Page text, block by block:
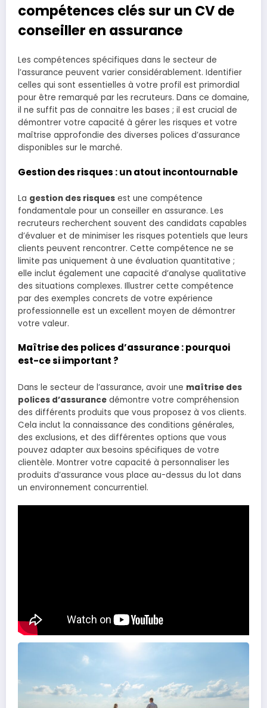
compétences clés sur un CV de
conseiller en assurance
Les compétences spécifiques dans le secteur de
l’assurance peuvent varier considérablement. Identifier
celles qui sont essentielles à votre profil est primordial
pour être remarqué par les recruteurs. Dans ce domaine,
il ne suffit pas de connaitre les bases ; il est crucial de
démontrer votre capacité à gérer les risques et votre
maîtrise approfondie des diverses polices d’assurance
disponibles sur le marché.
Gestion des risques : un atout incontournable
La gestion des risques est une compétence
fondamentale pour un conseiller en assurance. Les
recruteurs recherchent souvent des candidats capables
d’évaluer et de minimiser les risques potentiels que leurs
clients peuvent rencontrer. Cette compétence ne se
limite pas uniquement à une évaluation quantitative ;
elle inclut également une capacité d’analyse qualitative
des situations complexes. Illustrer cette compétence
par des exemples concrets de votre expérience
professionnelle est un excellent moyen de démontrer
votre valeur.
Maîtrise des polices d’assurance : pourquoi
est-ce si important ?
Dans le secteur de l’assurance, avoir une maîtrise des
polices d’assurance démontre votre compréhension
des différents produits que vous proposez à vos clients.
Cela inclut la connaissance des conditions générales,
des exclusions, et des différentes options que vous
pouvez adapter aux besoins spécifiques de votre
clientèle. Montrer votre capacité à personnaliser les
produits d’assurance vous place au-dessus du lot dans
un environnement concurrentiel.